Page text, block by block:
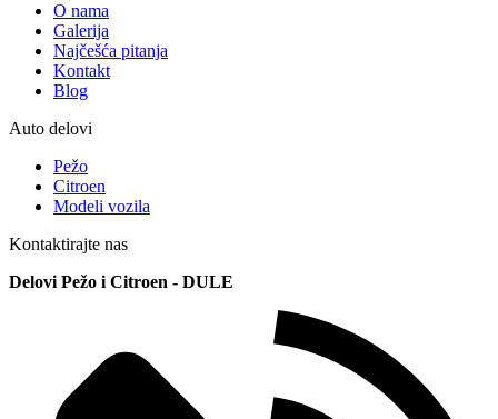
O nama
Galerija
Najčešća pitanja
Kontakt
Blog
Auto delovi
Pežo
Citroen
Modeli vozila
Kontaktirajte nas
Delovi Pežo i Citroen - DULE